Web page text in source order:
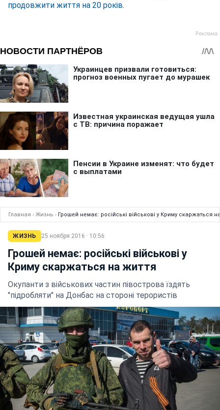
продовжити життя на 20 років.
Главная › Жизнь › Грошей немає: російські військові у Криму скаржаться
ЖИЗНЬ 25 ноября 2016 · 10:56
Грошей немає: російські військові у
Криму скаржаться на життя
Окупанти з військових частин півострова їздять
"підробляти" на Донбас на стороні терористів